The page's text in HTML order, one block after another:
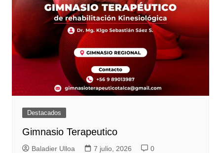
Destacados
Gimnasio Terapeutico
Baladier Ulloa 7 julio, 2026 0